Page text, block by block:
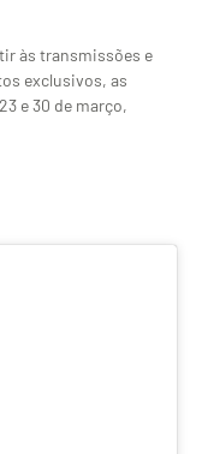
às transmissões e
exclusivos, as
e 30 de março,